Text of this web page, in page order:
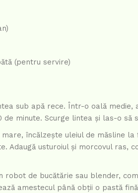
(pentru servire)
sub apă rece. Într-o oală
de minute. Scurge lintea și las-o să
încălzește uleiul de măsline la
Adaugă usturoiul și morcovul ras,
robot de bucătărie sau blender,
amestecul până obții o pastă